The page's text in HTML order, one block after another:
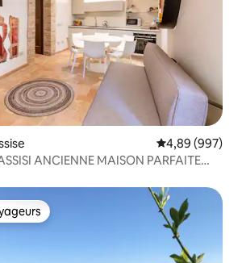
Évaluation
4,89 (997)
ANCIENNE MAISON PARFAITE